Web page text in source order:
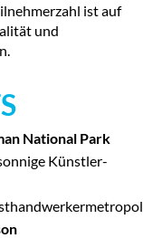
ist auf
und
National Park
Künstler-